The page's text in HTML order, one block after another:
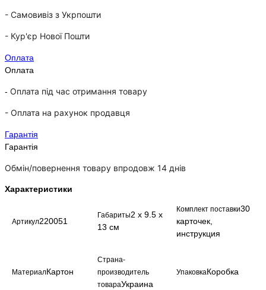
- Самовивіз з Укрпошти
- Кур'єр Нової Пошти
Оплата
Оплата
- Оплата під час отримання товару
- Оплата на рахунок продавця
Гарантія
Гарантія
Обмін/повернення товару впродовж 14 днів
Характеристики
Артикул220051
Габариты2 x 9.5 x
13 см
Комплект поставки30
карточек,
инструкция
МатериалКартон
Страна-
производитель
товараУкраина
УпаковкаКоробка